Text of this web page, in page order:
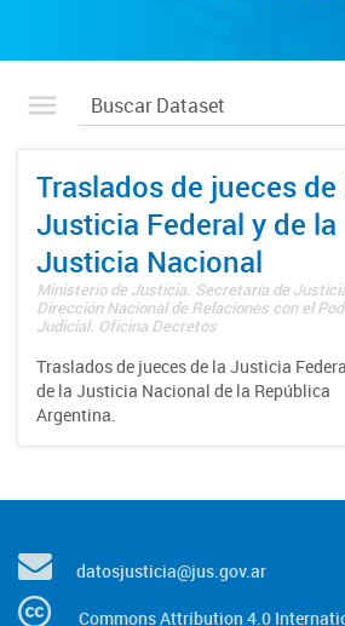
Traslados de jueces de
Justicia Federal y de la
Justicia Nacional
Ministerio de Justicia. Secretaría de
Dirección Nacional de Relaciones con el
Judicial. Oficina Decretos
Traslados de jueces de la Justicia
de la Justicia Nacional de la República
Argentina.
datosjusticia@jus.gov.ar
Commons Attribution 4.0